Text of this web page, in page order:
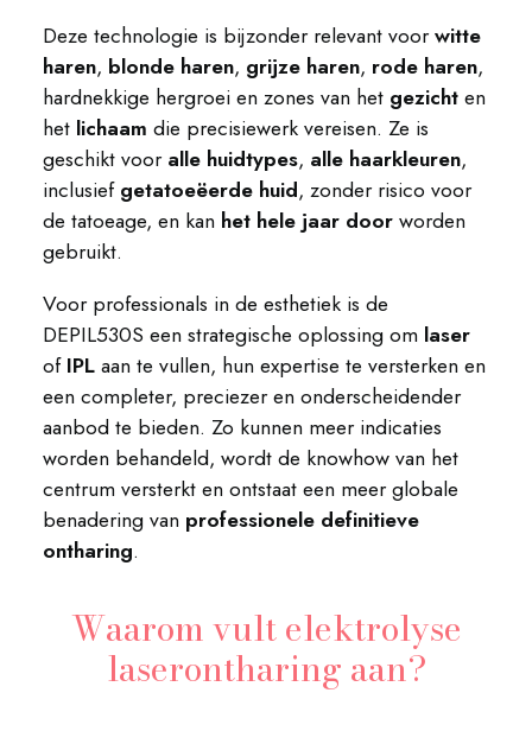
Deze technologie is bijzonder relevant voorwitte
haren, blonde haren, grijze haren, rode haren,
hardnekkige hergroei en zones van het gezichten
het lichaam die precisiewerk vereisen. Ze is
geschikt vooralle huidtypes, alle haarkleuren,
inclusiefgetatoeëerde huid, zonder risico voor
de tatoeage, en kan het hele jaar doorworden
gebruikt.
Voor professionals in de esthetiek is de
DEPIL530S een strategische oplossing om laser
ofIPLaan te vullen, hun expertise te versterken en
een completer, preciezer en onderscheidender
aanbod te bieden. Zo kunnen meer indicaties
worden behandeld, wordt de knowhow van het
centrum versterkt en ontstaat een meer globale
benadering van professionele definitieve
ontharing.
Waarom vult elektrolyse
laserontharing aan?